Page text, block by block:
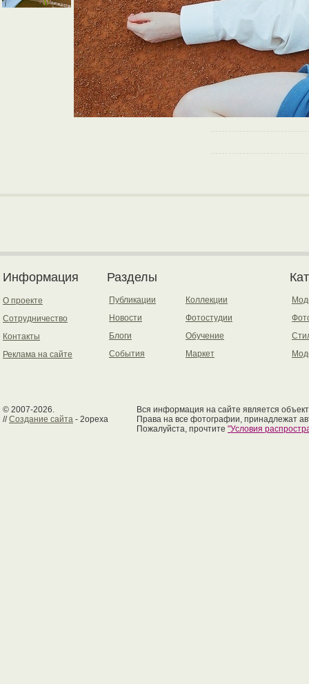
Информация
О проекте
Сотрудничество
Контакты
Реклама на сайте
Разделы
Публикации
Новости
Блоги
События
Коллекции
Фотостудии
Обучение
Маркет
© 2007-2026.
//Создание сайта - 2opexa
Вся информация на сайте является
Права на все фотографии, принадлежат
Пожалуйста, прочтите "Условия